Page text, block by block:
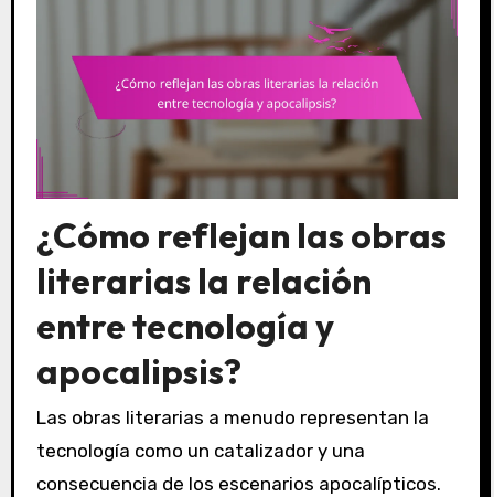
¿Cómo reflejan las obras
literarias la relación
entre tecnología y
apocalipsis?
Las obras literarias a menudo representan la
tecnología como un catalizador y una
consecuencia de los escenarios apocalípticos.